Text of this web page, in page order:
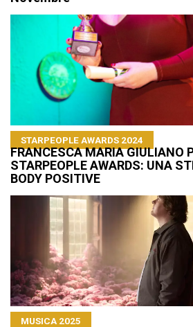
STARPEOPLE AWARDS 2024
FRANCESCA MARIA GIULIANO
STARPEOPLE AWARDS: UNA
BODY POSITIVE
MUSICA 2025